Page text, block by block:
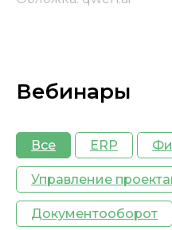
Вебинары
Все ERP
Управление
Документооборот